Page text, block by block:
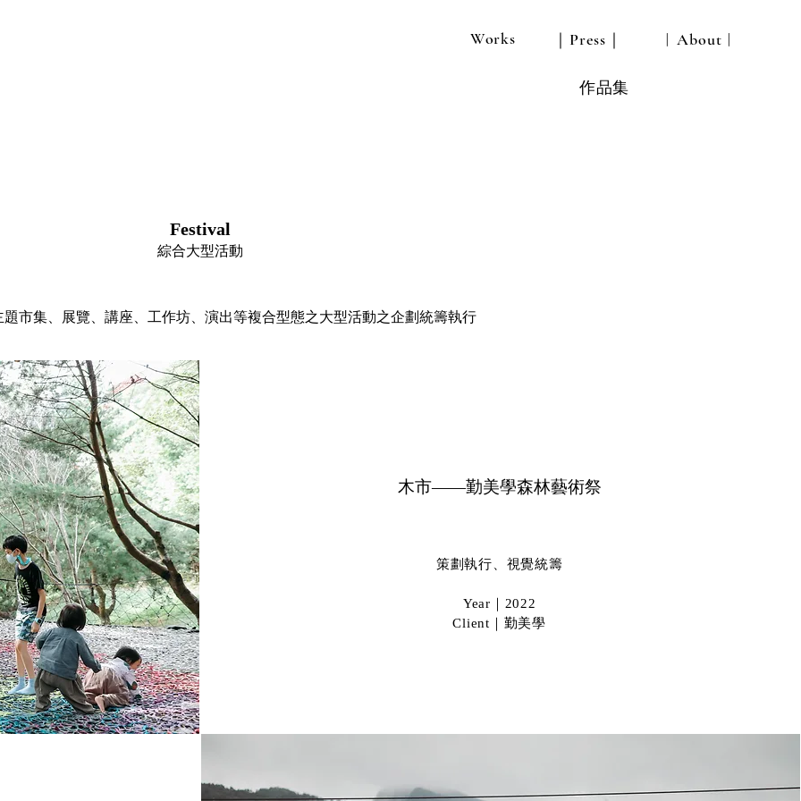
Works ｜Press｜ ︱About︱
作品集
Festival
綜合大型活動
題市集、展覽、講座、工作坊、演出等複合型態之大型活動之企劃統籌執行
木市——勤美學森林藝術祭
策劃執行、視覺統籌​
Year｜2022
Client｜勤美學